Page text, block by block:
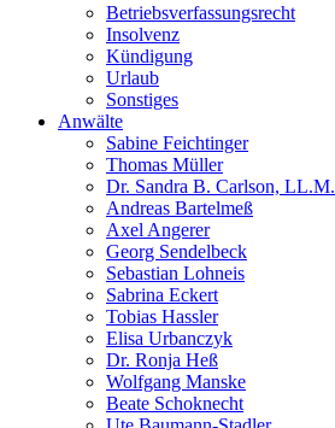
Betriebsverfassungsrecht
Insolvenz
Kündigung
Urlaub
Sonstiges
Anwälte
Sabine Feichtinger
Thomas Müller
Dr. Sandra B. Carlson, LL.M.
Andreas Bartelmeß
Axel Angerer
Georg Sendelbeck
Sebastian Lohneis
Sabrina Eckert
Tobias Hassler
Elisa Urbanczyk
Dr. Ronja Heß
Wolfgang Manske
Beate Schoknecht